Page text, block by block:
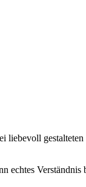
liebevoll
echtes